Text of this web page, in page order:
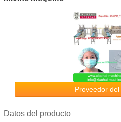
Proveedor
Datos del producto